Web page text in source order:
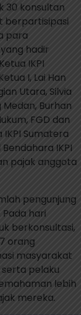
30 konsultan
berpartisipasi
para
hadir
IKPI
I, Lai Han
Utara, Silvia
Burhan
FGD dan
Sumatera
IKPI
pajak anggota
pengunjung
hari
berkonsultasi,
orang
masyarakat
pelaku
lebih
mereka.